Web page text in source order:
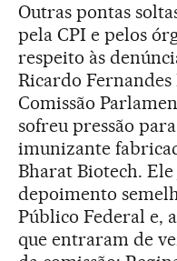
Outras pontas
pela CPI e pelos
respeito às
Ricardo
Comissão
sofreu pressão
imunizante
Bharat Biotech.
depoimento
Público Federal e,
que entraram de